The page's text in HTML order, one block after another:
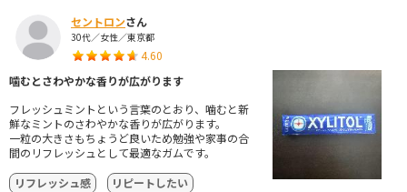
セントロンさん
30代／女性／東京都
4.60
噛むとさわやかな香りが広がります
フレッシュミントという言葉のとおり、噛むと新
鮮なミントのさわやかな香りが広がります。
一粒の大きさもちょうど良いため勉強や家事の合
間のリフレッシュとして最適なガムです。
リフレッシュ感
リピートしたい